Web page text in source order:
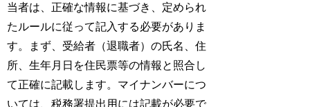
当者は、正確な情報に基づき、定められ
たルールに従って記入する必要がありま
す。まず、受給者（退職者）の氏名、住
所、生年月日を住民票等の情報と照合し
て正確に記載します。マイナンバーにつ
いては、税務署提出用には記載が必要で